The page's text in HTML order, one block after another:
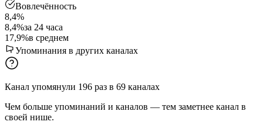
Вовлечённость
8,4%
8,4%за 24 часа
17,9%в среднем
Упоминания в других каналах
Канал упомянули 196 раз в 69 каналах
Чем больше упоминаний и каналов — тем заметнее канал в
своей нише.